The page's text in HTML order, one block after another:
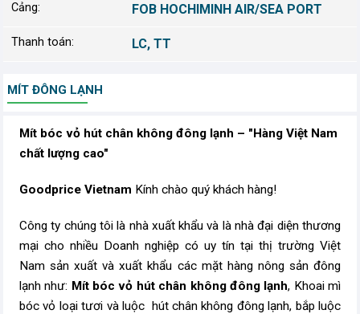
Cảng: FOB HOCHIMINH AIR/SEA PORT
Thanh toán: LC, TT
MÍT ĐÔNG LẠNH
Mít bóc vỏ hút chân không đông lạnh – "Hàng Việt Nam
chất lượng cao"
Goodprice Vietnam Kính chào quý khách hàng!
Công ty chúng tôi là nhà xuất khẩu và là nhà đại diện thương
mại cho nhiều Doanh nghiệp có uy tín tại thị trường Việt
Nam sản xuất và xuất khẩu các mặt hàng nông sản đông
lạnh như: Mít bóc vỏ hút chân không đông lạnh, Khoai mì
bóc vỏ loại tươi và luộc hút chân không đông lạnh, bắp luộc